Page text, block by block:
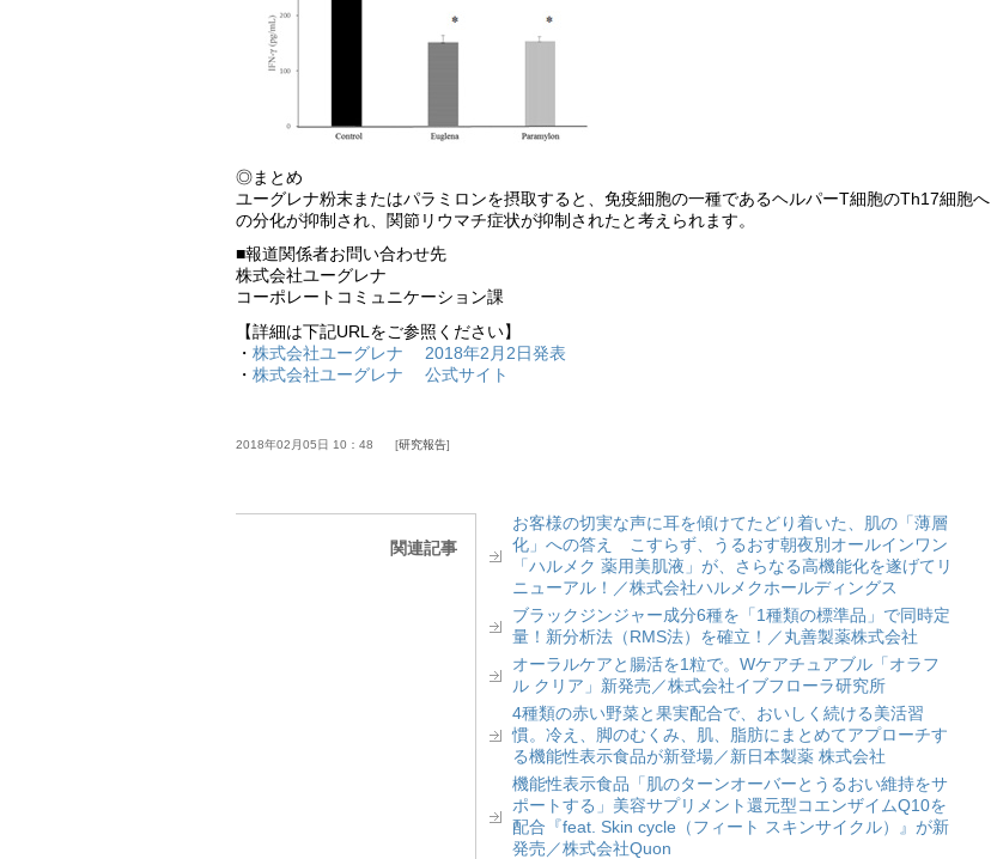
◎まとめ
ユーグレナ粉末またはパラミロンを摂取すると、免疫細胞の一種であるヘルパーT細胞のTh17細胞へ
の分化が抑制され、関節リウマチ症状が抑制されたと考えられます。
■報道関係者お問い合わせ先
株式会社ユーグレナ
コーポレートコミュニケーション課
【詳細は下記URLをご参照ください】
・ 株式会社ユーグレナ 2018年2月2日発表
・ 株式会社ユーグレナ 公式サイト
2018年02月05日 10：48 研究報告
関連記事
お客様の切実な声に耳を傾けてたどり着いた、肌の「薄層
化」への答え こすらず、うるおす朝夜別オールインワン
「ハルメク 薬用美肌液」が、さらなる高機能化を遂げてリ
ニューアル！／株式会社ハルメクホールディングス
ブラックジンジャー成分6種を「1種類の標準品」で同時定
量！新分析法（RMS法）を確立！／丸善製薬株式会社
オーラルケアと腸活を1粒で。Wケアチュアブル「オラフ
ル クリア」新発売／株式会社イブフローラ研究所
4種類の赤い野菜と果実配合で、おいしく続ける美活習
慣。冷え、脚のむくみ、肌、脂肪にまとめてアプローチす
る機能性表示食品が新登場／新日本製薬 株式会社
機能性表示食品「肌のターンオーバーとうるおい維持をサ
ポートする」美容サプリメント還元型コエンザイムQ10を
配合『feat. Skin cycle（フィート スキンサイクル）』が新
発売／株式会社Quon